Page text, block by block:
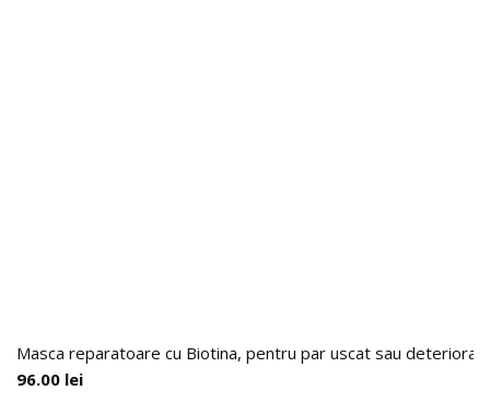
Masca reparatoare cu Biotina, pentru par uscat sau
96.00 lei